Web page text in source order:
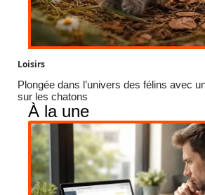
Loisirs
Plongée dans l’univers des félins avec
sur les chatons
À la une